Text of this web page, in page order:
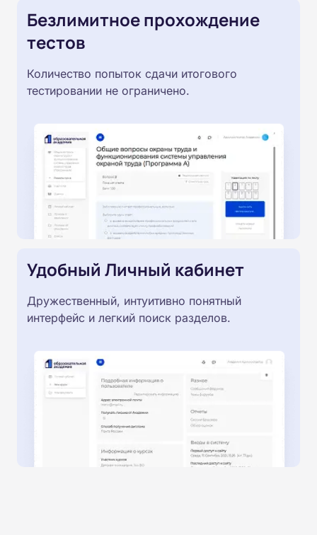
Безлимитное прохождение
тестов
Количество попыток сдачи итогового
тестировании не ограничено.
Удобный Личный кабинет
Дружественный, интуитивно понятный
интерфейс и легкий поиск разделов.